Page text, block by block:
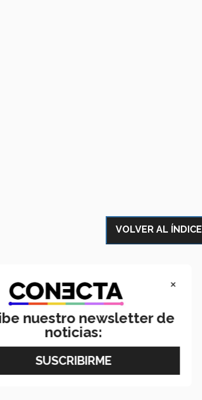
VOLVER AL ÍNDICE
×
nuestro newsletter de
noticias: